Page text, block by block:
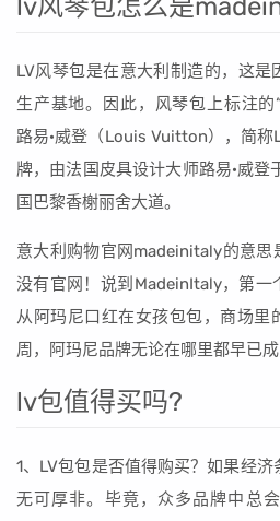
lv风琴包怎么是
LV风琴包是在意大利制造的，这是
生产基地。因此，风琴包上标注的
路易·威登（Louis Vuitton），简称
牌，由法国皮具设计大师路易·威
国巴黎香榭丽舍大道。
意大利购物官网madeinitaly的意思
没有官网！说到MadeinItaly，第一
从阿玛尼口红在女孩包包，商场里
周，阿玛尼品牌无论在哪里都早已成
lv包值得买吗?
1、LV包包是否值得购买？如果经
无可厚非。毕竟，众多品牌中总